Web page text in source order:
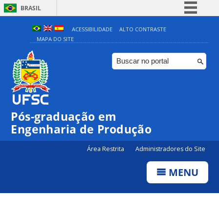
BRASIL
Simplifique!
Comunica BR
Participe
ACESSIBILIDADE
ALTO CONTRASTE
MAPA DO SITE
Pós-graduação em
Engenharia de Produção
Área Restrita Administradores do Site
MENU